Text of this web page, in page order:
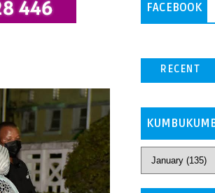
FACEBOOK
RECENT